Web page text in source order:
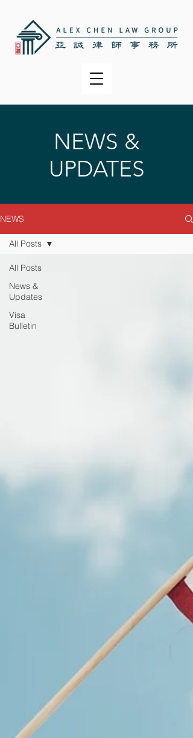
NEWS &
UPDATES
NEWS
All Posts
News &
Updates
Visa
Bulletin
All Posts